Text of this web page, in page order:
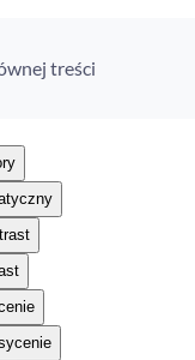
treści